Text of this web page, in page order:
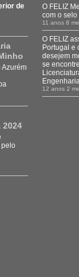
de
Azurém
2024
O FELIZ
com o selo
11 anos 8
O FELIZ
Portugal e
desejem
se
12 anos 2